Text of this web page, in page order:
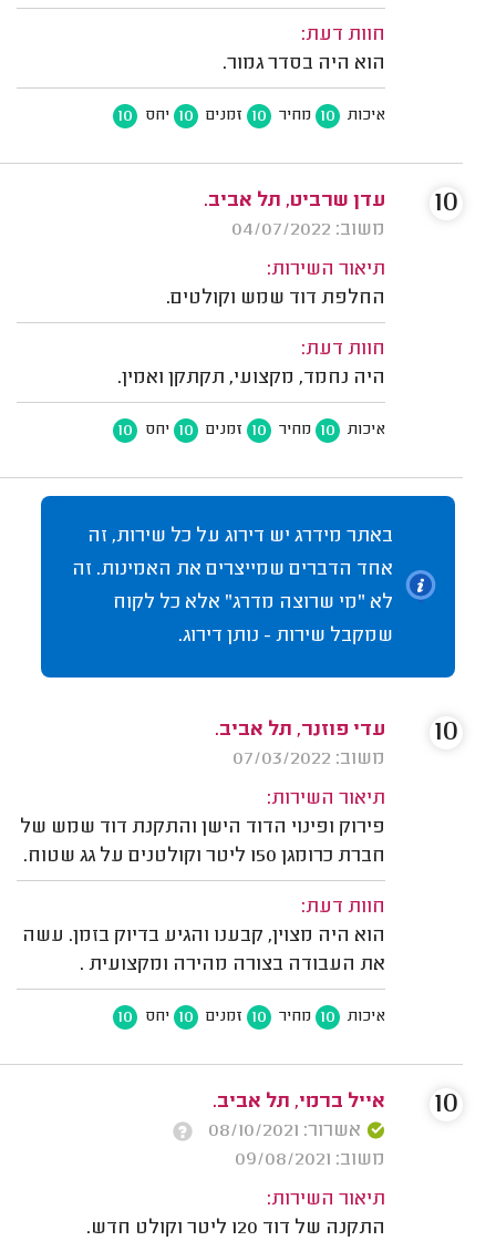
חוות דעת:
הוא היה בסדר גמור.
איכות 10 מחיר 10 זמנים 10 יחס 10
עדן שרביט, תל אביב.
משוב: 04/07/2022
תיאור השירות:
החלפת דוד שמש וקולטים.
חוות דעת:
היה נחמד, מקצועי, תקתקן ואמין.
איכות 10 מחיר 10 זמנים 10 יחס 10
10
באתר מידרג יש דירוג על כל שירות, זה
אחד הדברים שמייצרים את האמינות. זה
לא "מי שרוצה מדרג" אלא כל לקוח
שמקבל שירות - נותן דירוג.
עדי פוזנר, תל אביב.
משוב: 07/03/2022
תיאור השירות:
פירוק ופינוי הדוד הישן והתקנת דוד שמש של
חברת כרומגן 150 ליטר וקולטנים על גג שטוח.
חוות דעת:
הוא היה מצוין, קבענו והגיע בדיוק בזמן. עשה
את העבודה בצורה מהירה ומקצועית .
איכות 10 מחיר 10 זמנים 10 יחס 10
10
אייל ברמי, תל אביב.
אשרור: 08/10/2021
משוב: 09/08/2021
תיאור השירות:
התקנה של דוד 120 ליטר וקולט חדש.
10